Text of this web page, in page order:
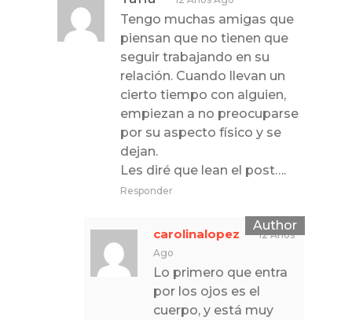
Tengo muchas amigas que
piensan que no tienen que
seguir trabajando en su
relación. Cuando llevan un
cierto tiempo con alguien,
empiezan a no preocuparse
por su aspecto físico y se
dejan.
Les diré que lean el post….
Responder
carolinalopez
12 Años
Ago
Lo primero que entra
por los ojos es el
cuerpo, y está muy